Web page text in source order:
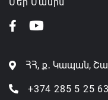
ՀՀ, ք․ Կապան,
+374 285 5 25 63